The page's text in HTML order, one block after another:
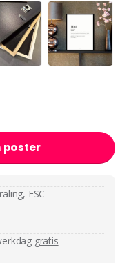
poster
FSC-
gratis